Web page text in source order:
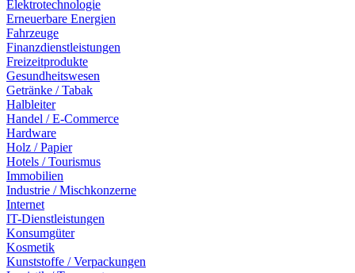
Elektrotechnologie
Erneuerbare Energien
Fahrzeuge
Finanzdienstleistungen
Freizeitprodukte
Gesundheitswesen
Getränke / Tabak
Halbleiter
Handel / E-Commerce
Hardware
Holz / Papier
Hotels / Tourismus
Immobilien
Industrie / Mischkonzerne
Internet
IT-Dienstleistungen
Konsumgüter
Kosmetik
Kunststoffe / Verpackungen